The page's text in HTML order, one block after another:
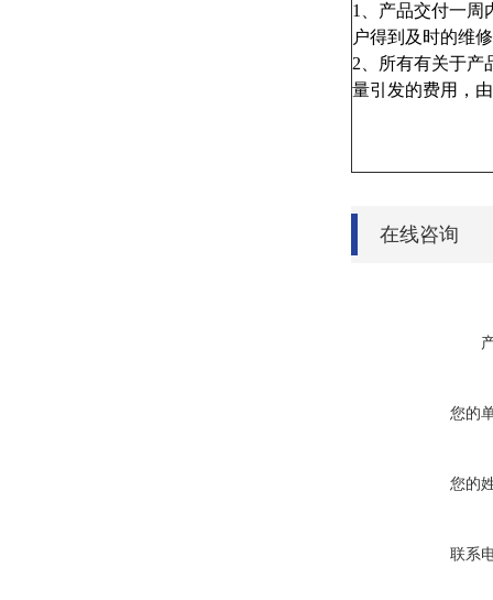
1、产品交付一周
户得到及时的维
2、所有有关于产
量引发的费用，
在线咨询
您的
您的
联系